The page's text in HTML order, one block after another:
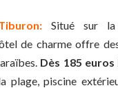
Situé sur la
de charme offre
Dès 185 euros
plage, piscine